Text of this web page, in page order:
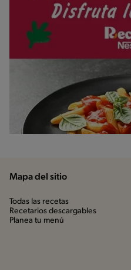
Mapa del sitio
Todas las recetas
Recetarios descargables
Planea tu menú